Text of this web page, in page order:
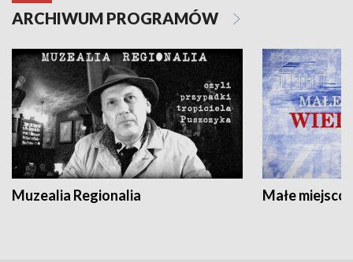
ARCHIWUM PROGRAMÓW
Muzealia Regionalia Małe